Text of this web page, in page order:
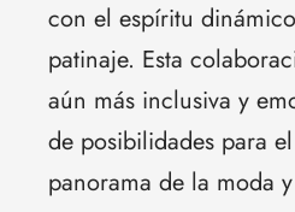
con el espíritu
patinaje. Esta
aún más inclusiva y
de posibilidades para
panorama de la moda